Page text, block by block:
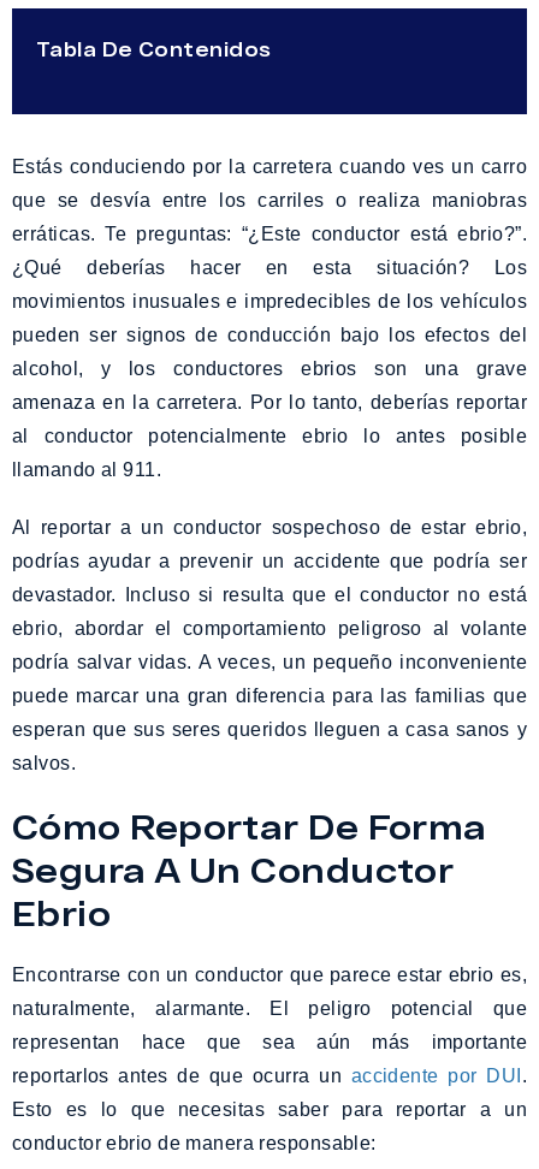
Tabla De Contenidos
Estás conduciendo por la carretera cuando ves un carro
que se desvía entre los carriles o realiza maniobras
erráticas. Te preguntas: “¿Este conductor está ebrio?”.
¿Qué deberías hacer en esta situación? Los
movimientos inusuales e impredecibles de los vehículos
pueden ser signos de conducción bajo los efectos del
alcohol, y los conductores ebrios son una grave
amenaza en la carretera. Por lo tanto, deberías reportar
al conductor potencialmente ebrio lo antes posible
llamando al 911.
Al reportar a un conductor sospechoso de estar ebrio,
podrías ayudar a prevenir un accidente que podría ser
devastador. Incluso si resulta que el conductor no está
ebrio, abordar el comportamiento peligroso al volante
podría salvar vidas. A veces, un pequeño inconveniente
puede marcar una gran diferencia para las familias que
esperan que sus seres queridos lleguen a casa sanos y
salvos.
Cómo Reportar De Forma
Segura A Un Conductor
Ebrio
Encontrarse con un conductor que parece estar ebrio es,
naturalmente, alarmante. El peligro potencial que
representan hace que sea aún más importante
reportarlos antes de que ocurra un accidente por DUI .
Esto es lo que necesitas saber para reportar a un
conductor ebrio de manera responsable: